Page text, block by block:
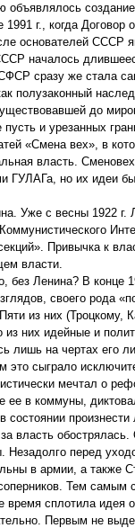
объявлялось
г., когда
основателей СССР
началось
сразу же стала
полузаконный
до
пусть и урезанных
«Смена вех», в
власть.
ГУЛАГа, но их идеи
Уже с весны 1922
Привычка к
власти.
без Ленина? В конце
своего рода
из них (Троцкому,
них идейные и
лишь на чертах его
сыграло
мечтал о
ее в коммуны,
состоянии
власть
Незадолго перед
в армии, а также
Тем самым
время сплотила
Первым не